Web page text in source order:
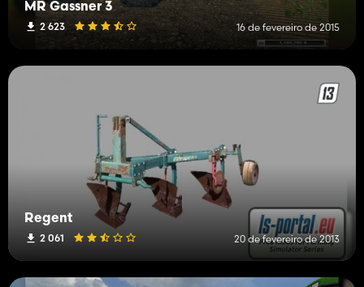
MR Gassner 3
2 623 16 de fevereiro de 2015
Regent
2 061 20 de fevereiro de 2013